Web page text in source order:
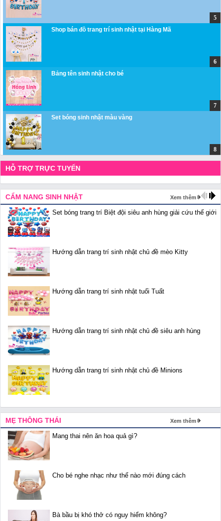
Shop bán đồ trang trí sinh nhật tại Hàng Mã
Bảng tên sinh nhật cho bé
Set bóng sinh nhật màu vàng
HỖ TRỢ TRỰC TUYẾN
CẨM NANG SINH NHẬT Xem thêm
Set bóng trang trí Biệt đội siêu anh hùng giải cứu thế giới
Hướng dẫn trang trí sinh nhật chủ đề mèo Kitty
Hướng dẫn trang trí sinh nhật tuổi Tuất
Hướng dẫn trang trí sinh nhật chủ đề siêu anh hùng
Hướng dẫn trang trí sinh nhật chủ đề Minions
MẸ THÔNG THÁI Xem thêm
Mang thai nên ăn hoa quả gì?
Cho bé nghe nhạc như thế nào mới đúng cách
Bà bầu bị khó thở có nguy hiểm không?